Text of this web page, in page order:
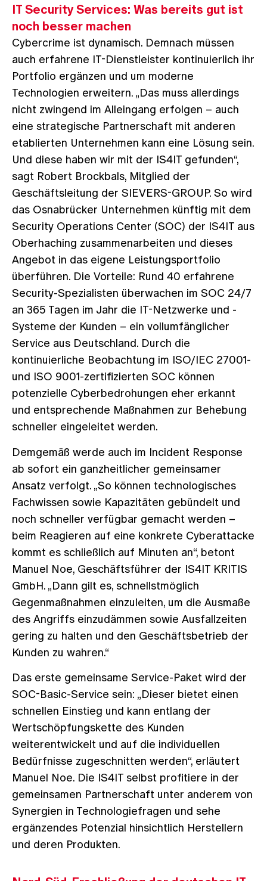
IT Security Services: Was bereits gut ist
noch besser machen
Cybercrime ist dynamisch. Demnach müssen
auch erfahrene IT-Dienstleister kontinuierlich ihr
Portfolio ergänzen und um moderne
Technologien erweitern. „Das muss allerdings
nicht zwingend im Alleingang erfolgen – auch
eine strategische Partnerschaft mit anderen
etablierten Unternehmen kann eine Lösung sein.
Und diese haben wir mit der IS4IT gefunden“,
sagt Robert Brockbals, Mitglied der
Geschäftsleitung der SIEVERS-GROUP. So wird
das Osnabrücker Unternehmen künftig mit dem
Security Operations Center (SOC) der IS4IT aus
Oberhaching zusammenarbeiten und dieses
Angebot in das eigene Leistungsportfolio
überführen. Die Vorteile: Rund 40 erfahrene
Security-Spezialisten überwachen im SOC 24/7
an 365 Tagen im Jahr die IT-Netzwerke und -
Systeme der Kunden – ein vollumfänglicher
Service aus Deutschland. Durch die
kontinuierliche Beobachtung im ISO/IEC 27001-
und ISO 9001-zertifizierten SOC können
potenzielle Cyberbedrohungen eher erkannt
und entsprechende Maßnahmen zur Behebung
schneller eingeleitet werden.
Demgemäß werde auch im Incident Response
ab sofort ein ganzheitlicher gemeinsamer
Ansatz verfolgt. „So können technologisches
Fachwissen sowie Kapazitäten gebündelt und
noch schneller verfügbar gemacht werden –
beim Reagieren auf eine konkrete Cyberattacke
kommt es schließlich auf Minuten an“, betont
Manuel Noe, Geschäftsführer der IS4IT KRITIS
GmbH. „Dann gilt es, schnellstmöglich
Gegenmaßnahmen einzuleiten, um die Ausmaße
des Angriffs einzudämmen sowie Ausfallzeiten
gering zu halten und den Geschäftsbetrieb der
Kunden zu wahren.“
Das erste gemeinsame Service-Paket wird der
SOC-Basic-Service sein: „Dieser bietet einen
schnellen Einstieg und kann entlang der
Wertschöpfungskette des Kunden
weiterentwickelt und auf die individuellen
Bedürfnisse zugeschnitten werden“, erläutert
Manuel Noe. Die IS4IT selbst profitiere in der
gemeinsamen Partnerschaft unter anderem von
Synergien in Technologiefragen und sehe
ergänzendes Potenzial hinsichtlich Herstellern
und deren Produkten.